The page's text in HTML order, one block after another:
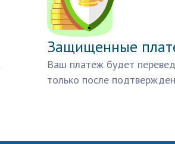
Защищенные
Ваш платеж будет
только после